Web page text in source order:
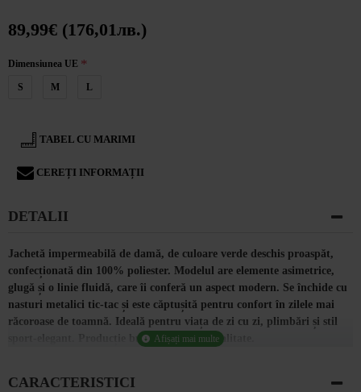
89,99€ (176,01лв.)
Dimensiunea UE
S M L
TABEL CU MARIMI
CEREȚI INFORMAȚII
DETALII
Jachetă impermeabilă de damă, de culoare verde deschis proaspăt,
confecționată din 100% poliester. Modelul are elemente asimetrice,
glugă și o linie fluidă, care îi conferă un aspect modern. Se închide cu
nasturi metalici tic-tac și este căptușită pentru confort în zilele mai
răcoroase de toamnă. Ideală pentru viața de zi cu zi, plimbări și stil
sport-elegant. Producție bulgară de înaltă calitate.
CARACTERISTICI